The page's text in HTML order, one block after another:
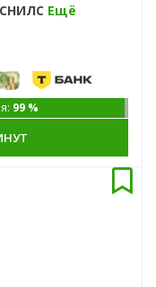
99 %
Ещё